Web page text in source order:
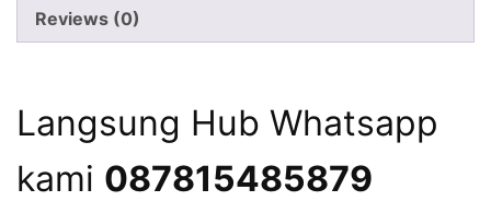
Reviews (0)
Langsung Hub Whatsapp
kami 087815485879